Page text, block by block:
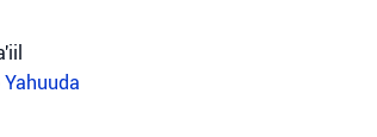
Yahuuda